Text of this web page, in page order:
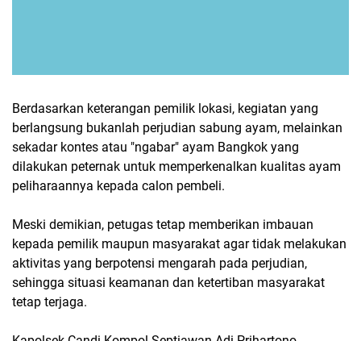
Berdasarkan keterangan pemilik lokasi, kegiatan yang
berlangsung bukanlah perjudian sabung ayam, melainkan
sekadar kontes atau "ngabar" ayam Bangkok yang
dilakukan peternak untuk memperkenalkan kualitas ayam
peliharaannya kepada calon pembeli.
Meski demikian, petugas tetap memberikan imbauan
kepada pemilik maupun masyarakat agar tidak melakukan
aktivitas yang berpotensi mengarah pada perjudian,
sehingga situasi keamanan dan ketertiban masyarakat
tetap terjaga.